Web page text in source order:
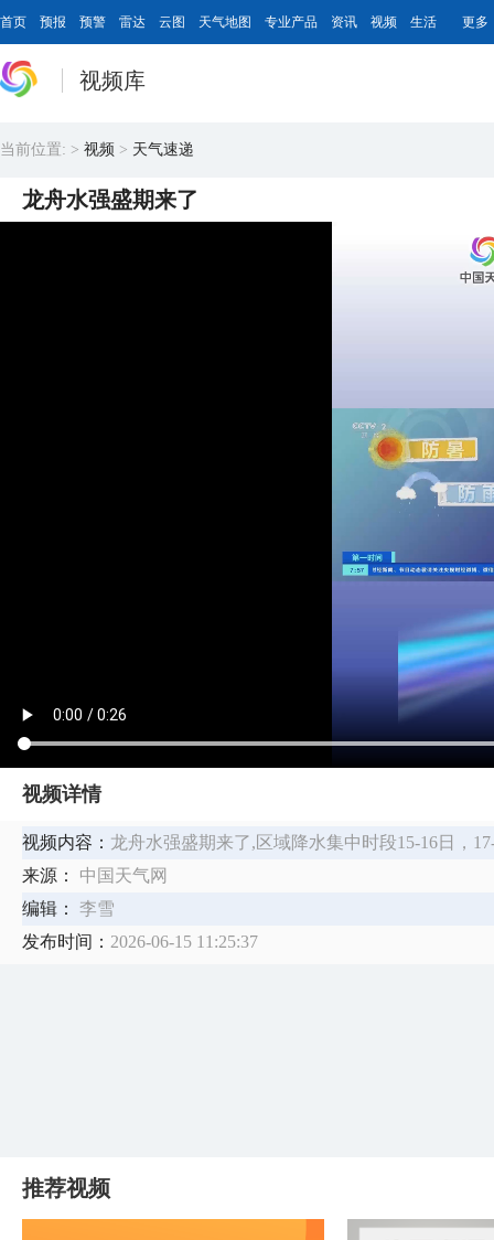
首页 预报 预警 雷达 云图 天气地图 专业产品 资讯 视频 生活 更多
视频库
当前位置: > 视频 > 天气速递
龙舟水强盛期来了
视频详情
视频内容： 龙舟水强盛期来了,区域降水集中时段15-16日，
来源：
中国天气网
编辑：
李雪
发布时间： 2026-06-15 11:25:37
推荐视频